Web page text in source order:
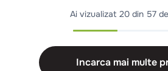
Ai vizualizat 20 din 57
Incarca mai multe